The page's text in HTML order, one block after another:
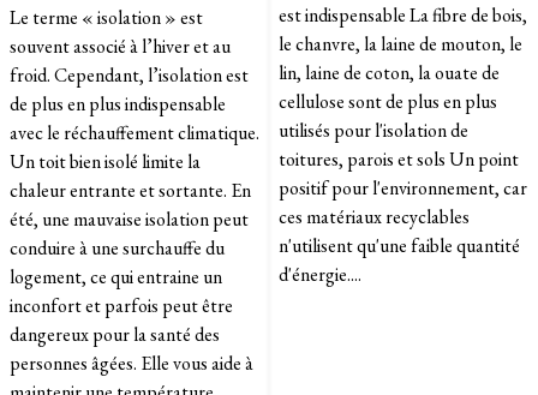
Le terme « isolation » est
souvent associé à l’hiver et au
froid. Cependant, l’isolation est
de plus en plus indispensable
avec le réchauffement climatique.
Un toit bien isolé limite la
chaleur entrante et sortante. En
été, une mauvaise isolation peut
conduire à une surchauffe du
logement, ce qui entraine un
inconfort et parfois peut être
dangereux pour la santé des
personnes âgées. Elle vous aide à
est indispensable La fibre de bois,
le chanvre, la laine de mouton, le
lin, laine de coton, la ouate de
cellulose sont de plus en plus
utilisés pour l'isolation de
toitures, parois et sols Un point
positif pour l'environnement, car
ces matériaux recyclables
n'utilisent qu'une faible quantité
d'énergie....